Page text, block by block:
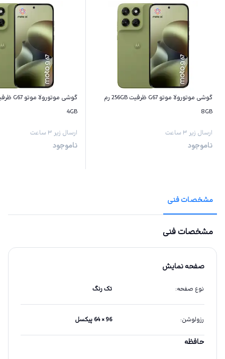
گوشی موتورولا موتو G67 ظرفیت 256GB رم
8GB
ارسال زیر ۳ ساعت
ناموجود
4GB
ارسال زیر ۳ ساعت
ناموجود
مشخصات فنی
مشخصات فنی
صفحه نمایش
نوع صفحه: تک رنگ
رزولوشن: 96 × 64 پیکسل
حافظه